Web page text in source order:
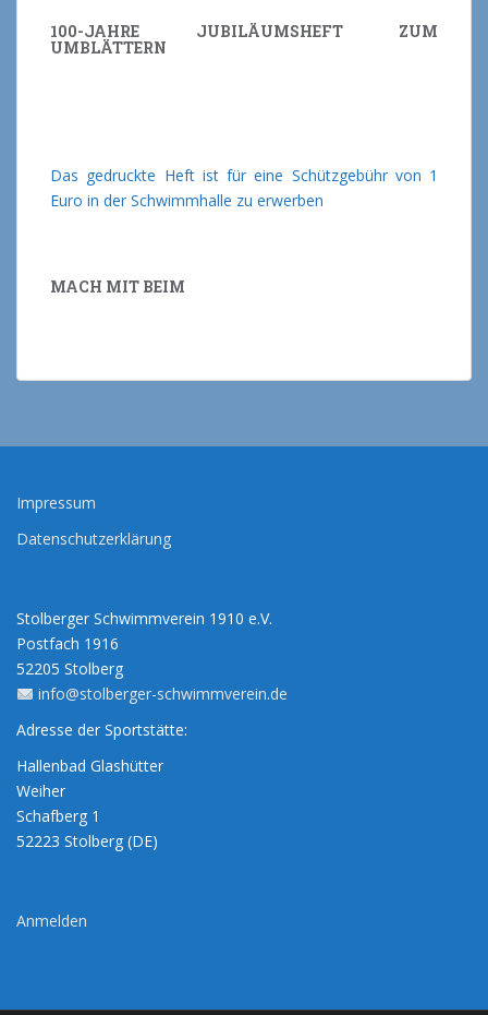
100-JAHRE JUBILÄUMSHEFT ZUM
UMBLÄTTERN
Das gedruckte Heft ist für eine Schützgebühr von 1
Euro in der Schwimmhalle zu erwerben
MACH MIT BEIM
Impressum
Datenschutzerklärung
Stolberger Schwimmverein 1910 e.V.
Postfach 1916
52205 Stolberg
info@stolberger-schwimmverein.de
Adresse der Sportstätte:
Hallenbad Glashütter
Weiher
Schafberg 1
52223 Stolberg (DE)
Anmelden